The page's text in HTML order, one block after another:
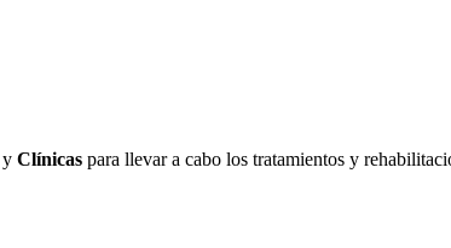
y Clínicas para llevar a cabo los tratamientos y